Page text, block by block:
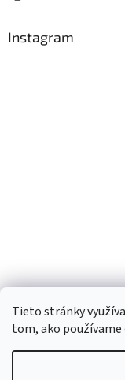
Tieto stránky
tom, ako
Instagram